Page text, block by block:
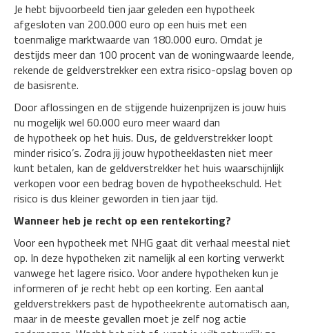
Je hebt bijvoorbeeld tien jaar geleden een hypotheek
afgesloten van 200.000 euro op een huis met een
toenmalige marktwaarde van 180.000 euro. Omdat je
destijds meer dan 100 procent van de woningwaarde leende,
rekende de geldverstrekker een extra risico-opslag boven op
de basisrente.
Door aflossingen en de stijgende huizenprijzen is jouw huis
nu mogelijk wel 60.000 euro meer waard dan
de hypotheek op het huis. Dus, de geldverstrekker loopt
minder risico’s. Zodra jij jouw hypotheeklasten niet meer
kunt betalen, kan de geldverstrekker het huis waarschijnlijk
verkopen voor een bedrag boven de hypotheekschuld. Het
risico is dus kleiner geworden in tien jaar tijd.
Wanneer heb je recht op een rentekorting?
Voor een hypotheek met NHG gaat dit verhaal meestal niet
op. In deze hypotheken zit namelijk al een korting verwerkt
vanwege het lagere risico. Voor andere hypotheken kun je
informeren of je recht hebt op een korting. Een aantal
geldverstrekkers past de hypotheekrente automatisch aan,
maar in de meeste gevallen moet je zelf nog actie